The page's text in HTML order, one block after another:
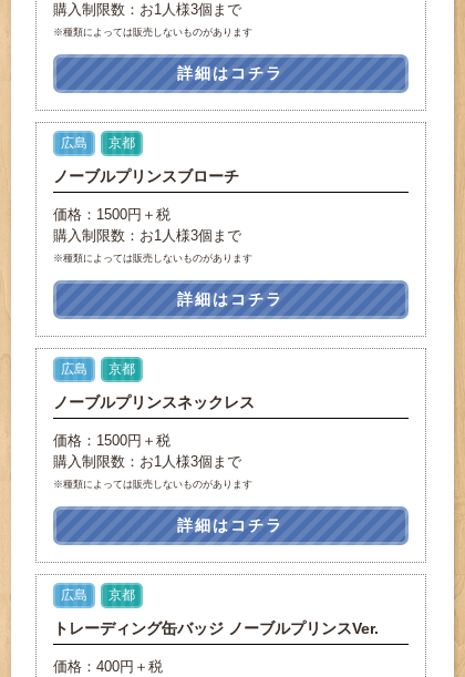
購入制限数：お1人様3個まで
※種類によっては販売しないものがあります
詳細はコチラ
広島 京都
ノーブルプリンスブローチ
価格：1500円＋税
購入制限数：お1人様3個まで
※種類によっては販売しないものがあります
詳細はコチラ
広島 京都
ノーブルプリンスネックレス
価格：1500円＋税
購入制限数：お1人様3個まで
※種類によっては販売しないものがあります
詳細はコチラ
広島 京都
トレーディング缶バッジ ノーブルプリンスVer.
価格：400円＋税